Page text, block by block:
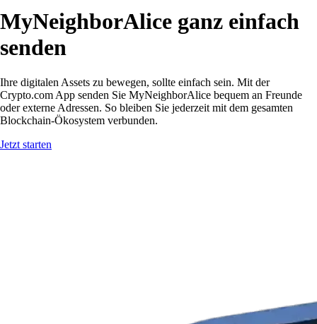
MyNeighborAlice ganz einfach
senden
Ihre digitalen Assets zu bewegen, sollte einfach sein. Mit der
Crypto.com App senden Sie MyNeighborAlice bequem an Freunde
oder externe Adressen. So bleiben Sie jederzeit mit dem gesamten
Blockchain-Ökosystem verbunden.
Jetzt starten